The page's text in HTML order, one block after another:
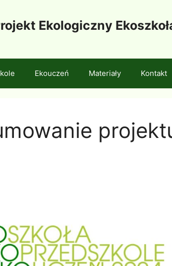
Ekologiczny
Ekouczeń Materiały Kontakt